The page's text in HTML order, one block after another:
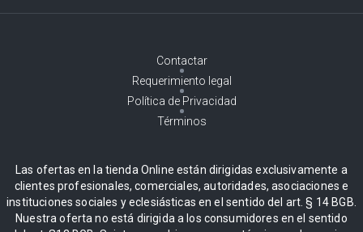
Contactar
Requerimiento legal
Política de Privacidad
Términos
Las ofertas en la tienda Online están dirigidas exclusivamente a
clientes profesionales, comerciales, autoridades, asociaciones e
instituciones sociales y eclesiásticas en el sentido del art. § 14 BGB.
Nuestra oferta no está dirigida a los consumidores en el sentido